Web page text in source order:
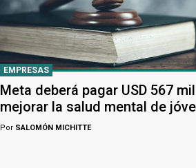
EMPRESAS
Meta deberá pagar USD 567
mejorar la salud mental de
Por SALOMÓN MICHITTE